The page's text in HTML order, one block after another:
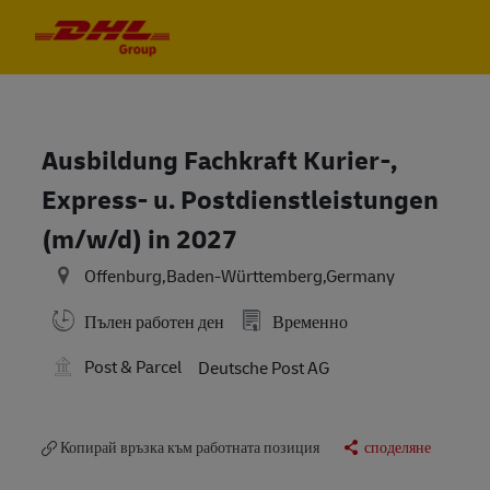
Ausbildung Fachkraft Kurier-,
Express- u. Postdienstleistungen
(m/w/d) in 2027
Offenburg,Baden-Württemberg,Germany
Пълен работен ден
Временно
Post & Parcel
Deutsche Post AG
Копирай връзка към работната позиция споделяне